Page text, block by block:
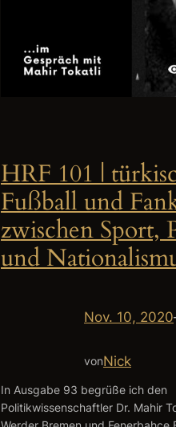
HRF 101 |
Fußball und
zwischen Sport,
und
Nov. 10, 2020
vonNick
In Ausgabe 93 begrüße ich den
Politikwissenschaftler Dr. Mahir